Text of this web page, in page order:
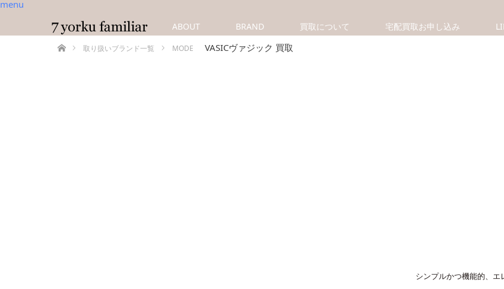
menu
ABOUT BRAND 買取について 宅配買取お申し込み
ホーム
取り扱いブランド一覧
MODE VASICヴァジック 買取
シンプルかつ機能的、エ